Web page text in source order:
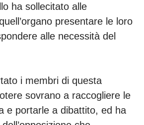
ha sollecitato alle
presentare le loro
alle necessità del
i membri di questa
sovrano a raccogliere le
e portarle a dibattito, ed ha